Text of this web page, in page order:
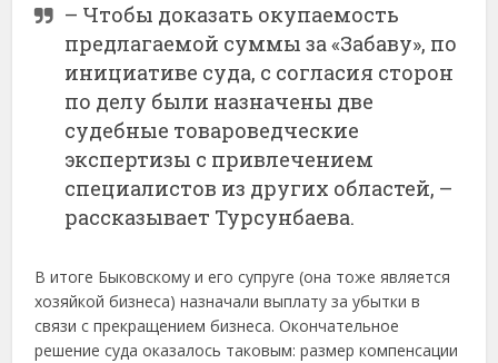
– Чтобы доказать окупаемость
предлагаемой суммы за «Забаву», по
инициативе суда, с согласия сторон
по делу были назначены две
судебные товароведческие
экспертизы с привлечением
специалистов из других областей, –
рассказывает Турсунбаева.
В итоге Быковскому и его супруге (она тоже является
хозяйкой бизнеса) назначали выплату за убытки в
связи с прекращением бизнеса. Окончательное
решение суда оказалось таковым: размер компенсации